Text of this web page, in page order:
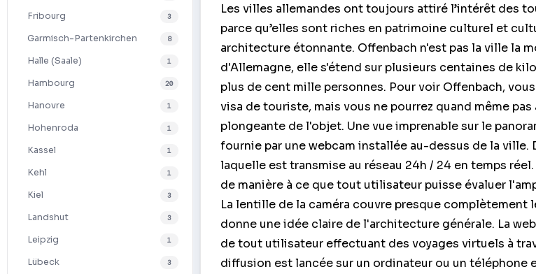
Fribourg 3
Garmisch-Partenkirchen 8
Halle (Saale) 1
Hambourg 20
Hanovre 1
Hohenroda 1
Kassel 1
Kehl 1
Kiel 3
Landshut 3
Leipzig 1
Lübeck 3
Les villes allemandes ont toujours attiré l’intérêt des
parce qu’elles sont riches en patrimoine culturel et
architecture étonnante. Offenbach n'est pas la ville la
d'Allemagne, elle s'étend sur plusieurs centaines de
plus de cent mille personnes. Pour voir Offenbach,
visa de touriste, mais vous ne pourrez quand même
plongeante de l'objet. Une vue imprenable sur le
fournie par une webcam installée au-dessus de la ville.
laquelle est transmise au réseau 24h / 24 en temps
de manière à ce que tout utilisateur puisse évaluer
La lentille de la caméra couvre presque
donne une idée claire de l'architecture générale. La
de tout utilisateur effectuant des voyages virtuels à
diffusion est lancée sur un ordinateur ou un téléphone